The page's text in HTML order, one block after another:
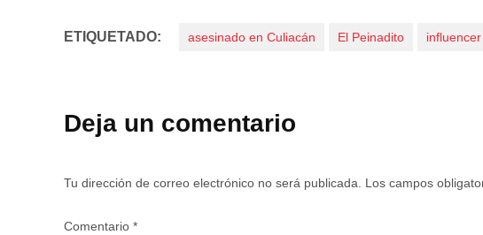
ETIQUETADO: asesinado en Culiacán El Peinadito influencer
Deja un comentario
Tu dirección de correo electrónico no será publicada. Los campos
Comentario *